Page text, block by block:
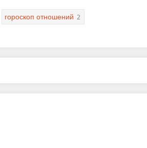
гороскоп отношений 2